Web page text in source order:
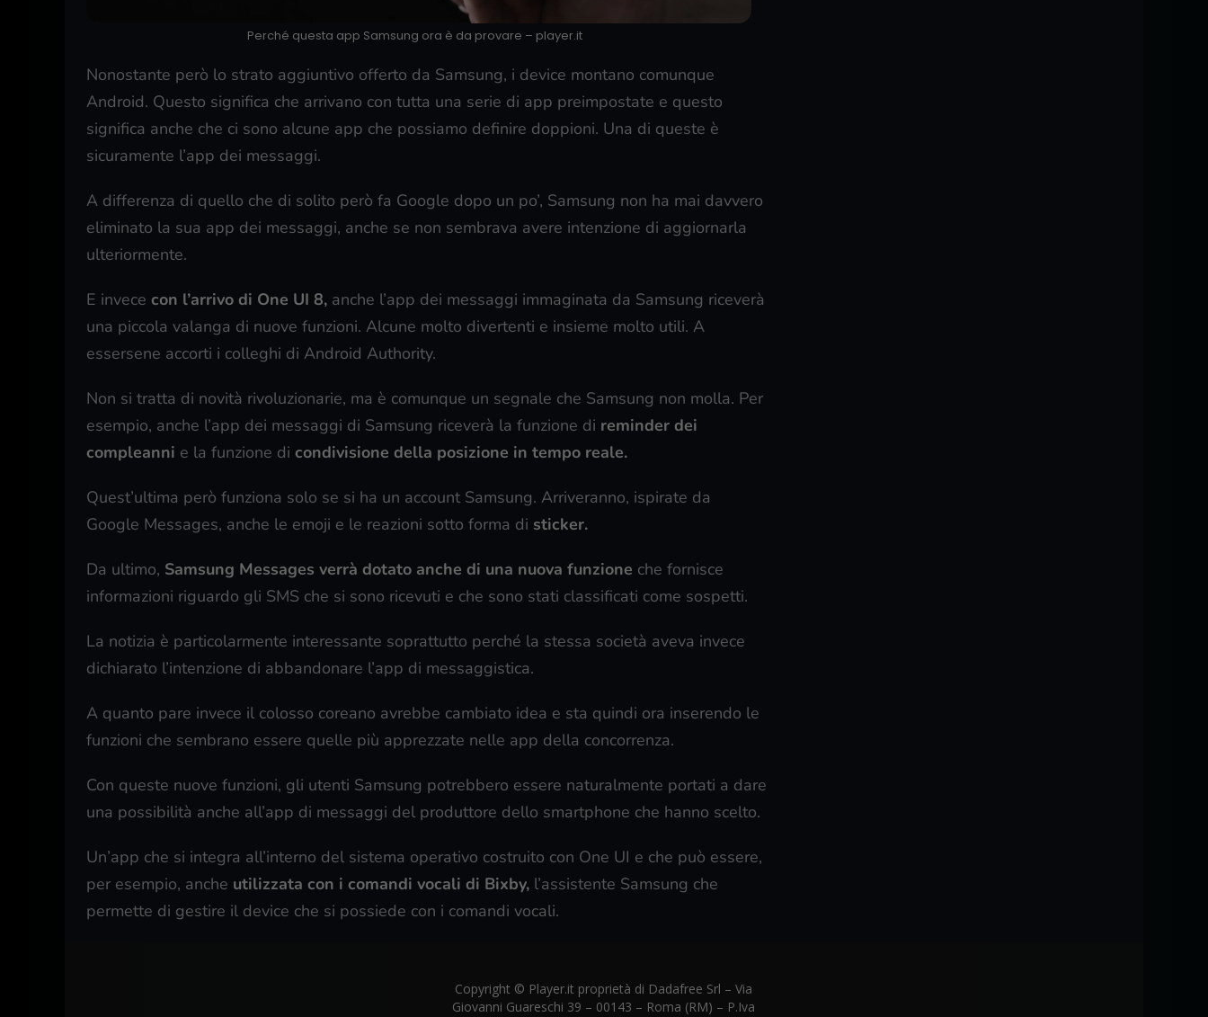
Perché questa app Samsung ora è da provare – player.it
Nonostante però lo strato aggiuntivo offerto da Samsung, i device montano comunque
Android. Questo significa che arrivano con tutta una serie di app preimpostate e questo
significa anche che ci sono alcune app che possiamo definire doppioni. Una di queste è
sicuramente l’app dei messaggi.
A differenza di quello che di solito però fa Google dopo un po’, Samsung non ha mai davvero
eliminato la sua app dei messaggi, anche se non sembrava avere intenzione di aggiornarla
ulteriormente.
E invece con l’arrivo di One UI 8, anche l’app dei messaggi immaginata da Samsung riceverà
una piccola valanga di nuove funzioni. Alcune molto divertenti e insieme molto utili. A
essersene accorti i colleghi di Android Authority.
Non si tratta di novità rivoluzionarie, ma è comunque un segnale che Samsung non molla. Per
esempio, anche l’app dei messaggi di Samsung riceverà la funzione di reminder dei
compleanni e la funzione di condivisione della posizione in tempo reale.
Quest’ultima però funziona solo se si ha un account Samsung. Arriveranno, ispirate da
Google Messages, anche le emoji e le reazioni sotto forma di sticker.
Da ultimo, Samsung Messages verrà dotato anche di una nuova funzione che fornisce
informazioni riguardo gli SMS che si sono ricevuti e che sono stati classificati come sospetti.
La notizia è particolarmente interessante soprattutto perché la stessa società aveva invece
dichiarato l’intenzione di abbandonare l’app di messaggistica.
A quanto pare invece il colosso coreano avrebbe cambiato idea e sta quindi ora inserendo le
funzioni che sembrano essere quelle più apprezzate nelle app della concorrenza.
Con queste nuove funzioni, gli utenti Samsung potrebbero essere naturalmente portati a dare
una possibilità anche all’app di messaggi del produttore dello smartphone che hanno scelto.
Un’app che si integra all’interno del sistema operativo costruito con One UI e che può essere,
per esempio, anche utilizzata con i comandi vocali di Bixby, l’assistente Samsung che
permette di gestire il device che si possiede con i comandi vocali.
Copyright © Player.it proprietà di Dadafree Srl – Via
Giovanni Guareschi 39 – 00143 – Roma (RM) – P.Iva